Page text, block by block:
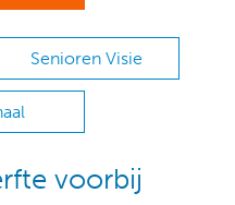
Senioren Visie
voorbij